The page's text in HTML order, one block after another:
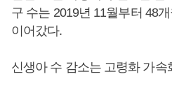
구 수는 2019년 11월부터 48
이어갔다.
신생아 수 감소는 고령화 가속